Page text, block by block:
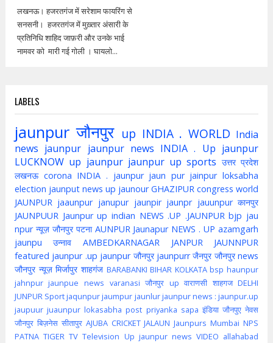
लखनऊ। हजरतगंज में सरेशाम फायरिंग से
सनसनी। हजरतगंज में मुख़्तार अंसारी के
प्रतिनिधि शाहिद जाफ़री और उनके भाई
नामवर को मारी गई गोली । घायलो...
LABELS
jaunpur जौनपुर up INDIA . WORLD India
news jaunpur jaunpur news INDIA . Up jaunpur
LUCKNOW up jaunpur jaunpur up sports उत्तर प्रदेश
लखनऊ corona INDIA . jaunpur jaun pur jainpur loksabha
election jaunput news up jaunour GHAZIPUR congress world
JAUNPUR jaaunpur janupur jaunpir jaunpr jauunpur कानपुर
JAUNPUUR Jaunpur up indian NEWS .UP .JAUNPUR bjp jau
npur न्यूज़ जौनपुर पटना AUNPUR Jaunapur NEWS . UP azamgarh
jaunpu
उन्नाव AMBEDKARNAGAR JANPUR
JAUNNPUR
featured jaunpur .up jaunpur जौनपुर jaunpurr जैनपुर जौनपुर news
जौनपुर न्यूज़ मिर्जापुर शाहगंज BARABANKI BIHAR KOLKATA bsp haunpur
jahnpur jaunpue news varanasi जौनपुर up वाराणसी शाहगज DELHI
JUNPUR Sportjaqunpurjaumpur jaunlurjaunpur news : jaunpur.up
jaupuur juaunpur lokasabha post priyanka sapa इंडिया जौनपुए नेवस
जौनपुर बिज़नेस सीतापुर AJUBA CRICKET JALAUN Jaunpurs Mumbai NPS
PATNA TIGER TV Television Up jaunpur news VIDEO allahabad